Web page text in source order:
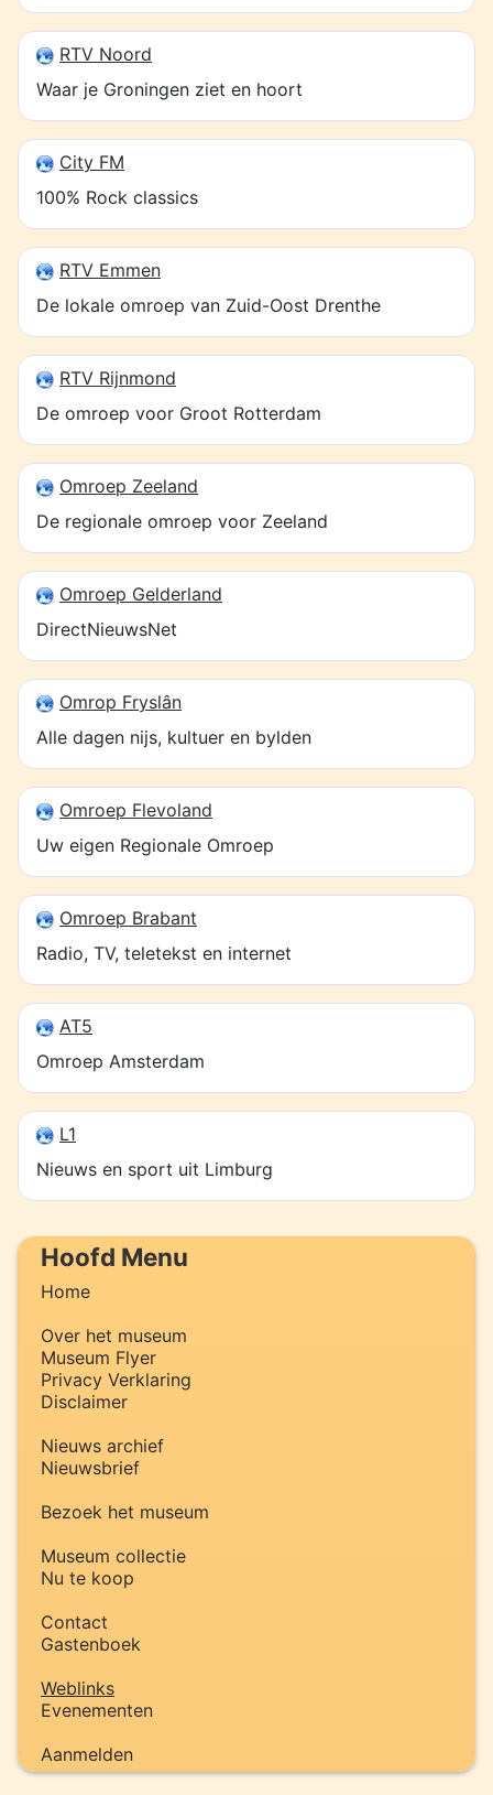
Hoofd Menu
Home
Over het museum
Museum Flyer
Privacy Verklaring
Disclaimer
Nieuws archief
Nieuwsbrief
Bezoek het museum
Museum collectie
Nu te koop
Contact
Gastenboek
Weblinks
Evenementen
Aanmelden
RTV Noord
Waar je Groningen ziet en hoort
City FM
100% Rock classics
RTV Emmen
De lokale omroep van Zuid-Oost Drenthe
RTV Rijnmond
De omroep voor Groot Rotterdam
Omroep Zeeland
De regionale omroep voor Zeeland
Omroep Gelderland
DirectNieuwsNet
Omrop Fryslân
Alle dagen nijs, kultuer en bylden
Omroep Flevoland
Uw eigen Regionale Omroep
Omroep Brabant
Radio, TV, teletekst en internet
AT5
Omroep Amsterdam
L1
Nieuws en sport uit Limburg